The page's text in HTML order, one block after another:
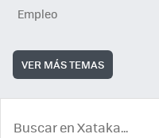
Empleo
VER MÁS TEMAS